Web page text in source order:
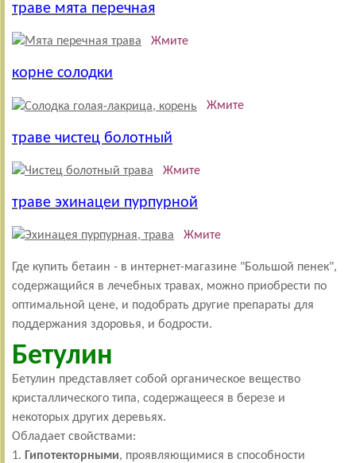
траве мята перечная
Жмите
корне солодки
Жмите
траве чистец болотный
Жмите
траве эхинацеи пурпурной
Жмите
Где купить бетаин - в интернет-магазине "Большой пенек",
содержащийся в лечебных травах, можно приобрести по
оптимальной цене, и подобрать другие препараты для
поддержания здоровья, и бодрости.
Бетулин
Бетулин представляет собой органическое вещество
кристаллического типа, содержащееся в березе и
некоторых других деревьях.
Обладает свойствами:
1. Гипотекторными, проявляющимися в способности